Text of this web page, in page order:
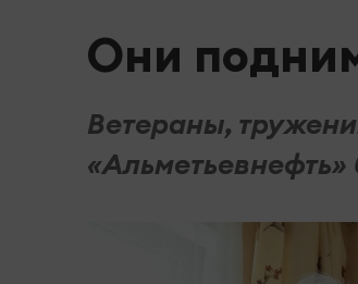
Они
Ветераны,